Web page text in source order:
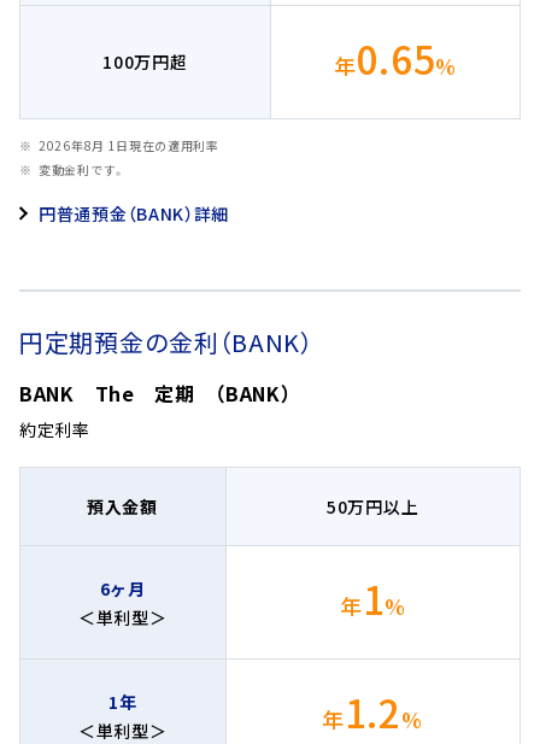
100万円超 年0.65%
2026年8月 1日現在の適用利率
変動金利です。
円普通預金（BANK）詳細
円定期預金の金利（BANK）
BANK The 定期 （BANK）
約定利率
預入金額
6ヶ月
＜単利型＞
1年
＜単利型＞
50万円以上
年1%
年1.2%